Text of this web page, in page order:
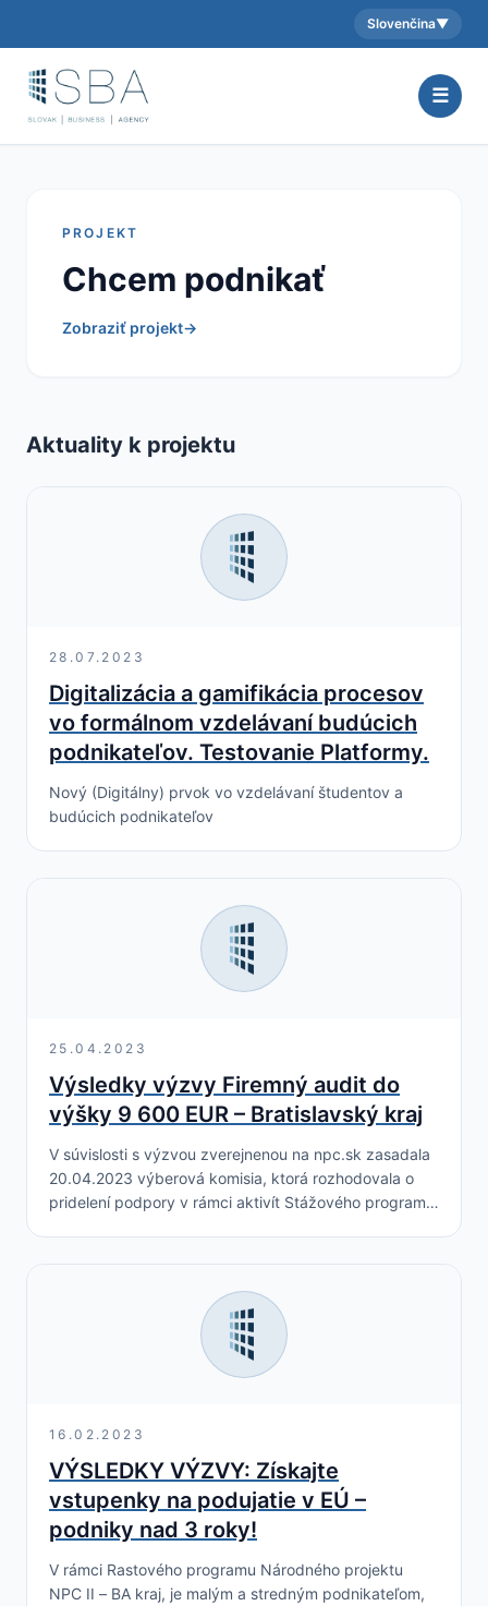
Aktuálny jazyk:
Slovenčina▼
☰
PROJEKT
Chcem podnikať
Zobraziť projekt→
Aktuality k projektu
28.07.2023
Digitalizácia a gamifikácia procesov
vo formálnom vzdelávaní budúcich
podnikateľov. Testovanie Platformy.
Nový (Digitálny) prvok vo vzdelávaní študentov a
budúcich podnikateľov
25.04.2023
Výsledky výzvy Firemný audit do
výšky 9 600 EUR – Bratislavský kraj
V súvislosti s výzvou zverejnenou na npc.sk zasadala
20.04.2023 výberová komisia, ktorá rozhodovala o
pridelení podpory v rámci aktivít Stážového programu.
16.02.2023
VÝSLEDKY VÝZVY: Získajte
vstupenky na podujatie v EÚ –
podniky nad 3 roky!
V rámci Rastového programu Národného projektu
NPC II – BA kraj, je malým a stredným podnikateľom,